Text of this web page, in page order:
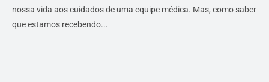
nossa vida aos cuidados de uma equipe médica. Mas, como saber
que estamos recebendo...